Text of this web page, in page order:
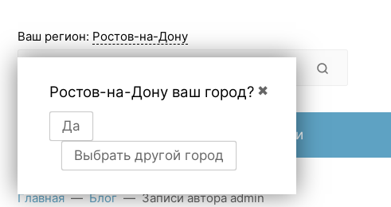
Ваш регион: Ростов-на-Дону
✖
Ростов-на-Дону ваш город?
Да
Выбрать другой город
Продукция О компании
Главная Блог Записи автора admin